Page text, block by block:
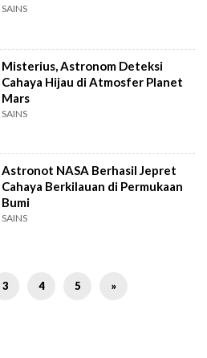
SAINS
Misterius, Astronom Deteksi
Cahaya Hijau di Atmosfer Planet
Mars
SAINS
Astronot NASA Berhasil Jepret
Cahaya Berkilauan di Permukaan
Bumi
SAINS
3 4 5 »